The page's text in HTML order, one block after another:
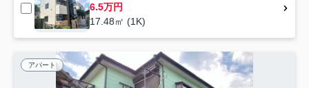
6.5万円
17.48㎡ (1K)
アパート